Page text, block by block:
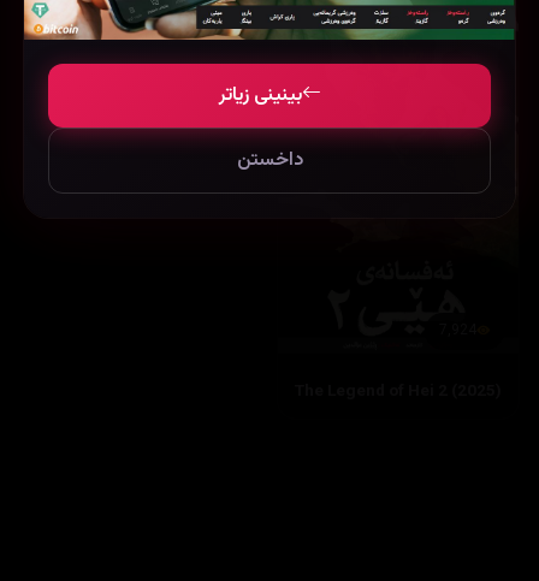
بینینی زیاتر
داخستن